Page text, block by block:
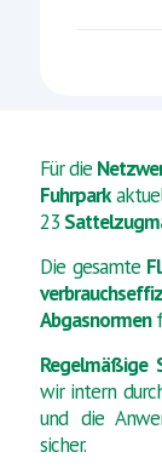
Für die
Fuhrpark
23
Die gesamte
Abgasnormen
Regelmäßige
wir intern
und die
sicher.